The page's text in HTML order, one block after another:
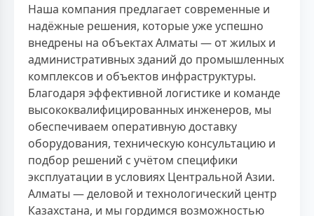
Наша компания предлагает современные и
надёжные решения, которые уже успешно
внедрены на объектах Алматы — от жилых и
административных зданий до промышленных
комплексов и объектов инфраструктуры.
Благодаря эффективной логистике и команде
высококвалифицированных инженеров, мы
обеспечиваем оперативную доставку
оборудования, техническую консультацию и
подбор решений с учётом специфики
эксплуатации в условиях Центральной Азии.
Алматы — деловой и технологический центр
Казахстана, и мы гордимся возможностью